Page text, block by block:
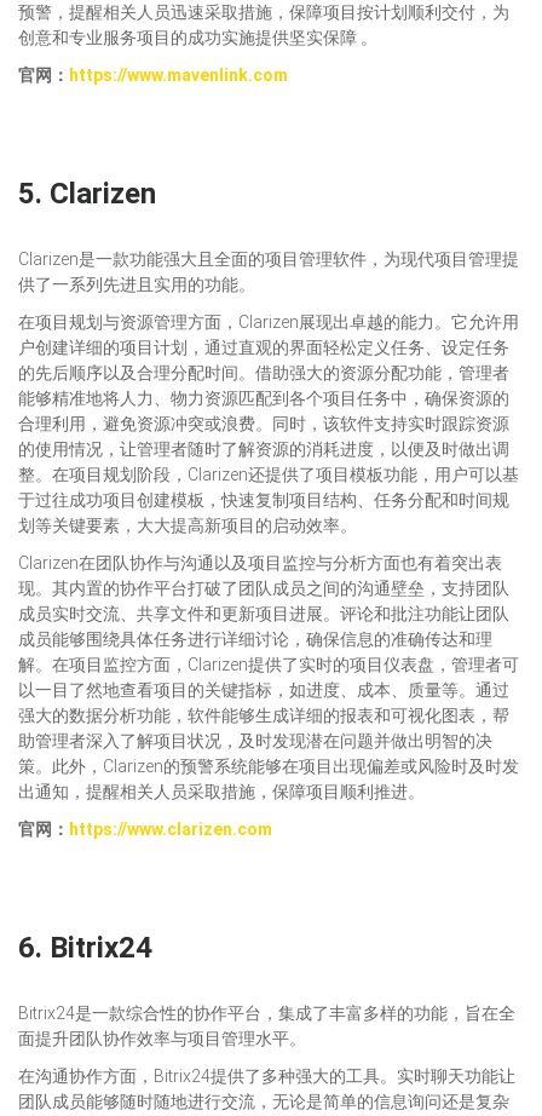
预警，提醒相关人员迅速采取措施，保障项目按计划顺利交付，为
创意和专业服务项目的成功实施提供坚实保障 。
官网： https://www.mavenlink.com
5. Clarizen
Clarizen是一款功能强大且全面的项目管理软件，为现代项目管理提
供了一系列先进且实用的功能。
在项目规划与资源管理方面，Clarizen展现出卓越的能力。它允许用
户创建详细的项目计划，通过直观的界面轻松定义任务、设定任务
的先后顺序以及合理分配时间。借助强大的资源分配功能，管理者
能够精准地将人力、物力资源匹配到各个项目任务中，确保资源的
合理利用，避免资源冲突或浪费。同时，该软件支持实时跟踪资源
的使用情况，让管理者随时了解资源的消耗进度，以便及时做出调
整。在项目规划阶段，Clarizen还提供了项目模板功能，用户可以基
于过往成功项目创建模板，快速复制项目结构、任务分配和时间规
划等关键要素，大大提高新项目的启动效率。
Clarizen在团队协作与沟通以及项目监控与分析方面也有着突出表
现。其内置的协作平台打破了团队成员之间的沟通壁垒，支持团队
成员实时交流、共享文件和更新项目进展。评论和批注功能让团队
成员能够围绕具体任务进行详细讨论，确保信息的准确传达和理
解。在项目监控方面，Clarizen提供了实时的项目仪表盘，管理者可
以一目了然地查看项目的关键指标，如进度、成本、质量等。通过
强大的数据分析功能，软件能够生成详细的报表和可视化图表，帮
助管理者深入了解项目状况，及时发现潜在问题并做出明智的决
策。此外，Clarizen的预警系统能够在项目出现偏差或风险时及时发
出通知，提醒相关人员采取措施，保障项目顺利推进。
官网： https://www.clarizen.com
6. Bitrix24
Bitrix24是一款综合性的协作平台，集成了丰富多样的功能，旨在全
面提升团队协作效率与项目管理水平。
在沟通协作方面，Bitrix24提供了多种强大的工具。实时聊天功能让
团队成员能够随时随地进行交流，无论是简单的信息询问还是复杂